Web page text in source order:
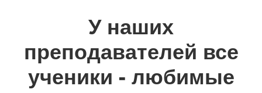
У наших
преподавателей все
ученики - любимые